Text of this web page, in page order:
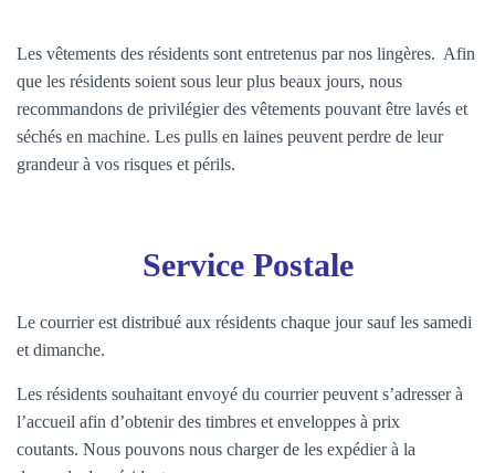
Les vêtements des résidents sont entretenus par nos lingères. Afin
que les résidents soient sous leur plus beaux jours, nous
recommandons de privilégier des vêtements pouvant être lavés et
séchés en machine. Les pulls en laines peuvent perdre de leur
grandeur à vos risques et périls.
Service Postale
Le courrier est distribué aux résidents chaque jour sauf les samedi
et dimanche.
Les résidents souhaitant envoyé du courrier peuvent s’adresser à
l’accueil afin d’obtenir des timbres et enveloppes à prix
coutants. Nous pouvons nous charger de les expédier à la